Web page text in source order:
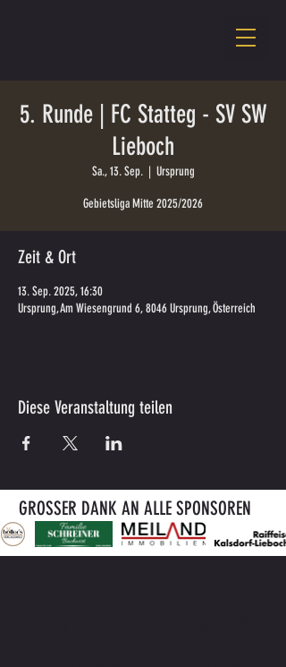
5. Runde | FC Statteg - SV SW
Lieboch
Sa., 13. Sep.
  |
Ursprung
Gebietsliga Mitte 2025/2026
Zeit & Ort
13. Sep. 2025, 16:30
Ursprung, Am Wiesengrund 6, 8046 Ursprung, Österreich
Diese Veranstaltung teilen
GROSSER DANK AN ALLE SPONSOREN